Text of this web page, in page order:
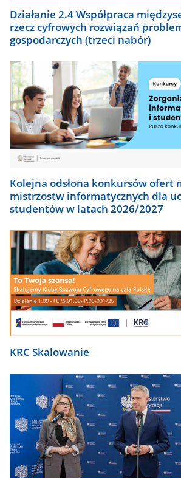
Działanie 2.4 Współpraca
rzecz cyfrowych rozwiązań
gospodarczych (trzeci nabór)
Kolejna odsłona konkursów ofert
mistrzostw informatycznych dla
studentów w latach 2026/2027
KRC Skalowanie